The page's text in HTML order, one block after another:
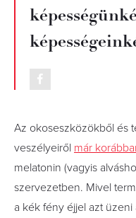
Az okoseszközökből és
veszélyeiről már
melatonin (vagyis
szervezetben. Mivel
a kék fény éjjel azt